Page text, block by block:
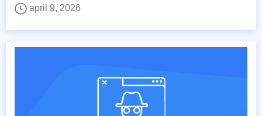
april 9, 2026